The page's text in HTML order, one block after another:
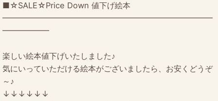
■☆SALE☆Price Down 値下げ絵本
━━━━━━━━━━━━━━━━━━━━━━━━━━━
━━━━━━
楽しい絵本値下げいたしました♪
気にいっていただける絵本がございましたら、お安くどうぞ
～♪
↓↓↓↓↓↓